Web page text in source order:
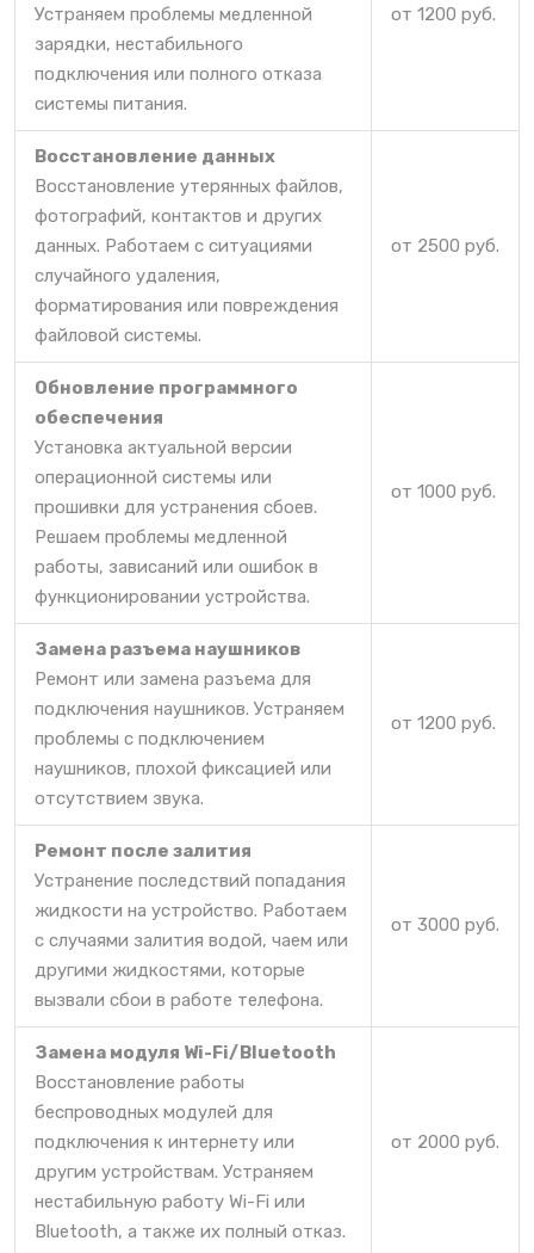
Устраняем проблемы медленной
зарядки, нестабильного
подключения или полного отказа
системы питания.
от 1200 руб.
Восстановление данных
Восстановление утерянных файлов,
фотографий, контактов и других
данных. Работаем с ситуациями
случайного удаления,
форматирования или повреждения
файловой системы.
от 2500 руб.
Обновление программного
обеспечения
Установка актуальной версии
операционной системы или
прошивки для устранения сбоев.
Решаем проблемы медленной
работы, зависаний или ошибок в
функционировании устройства.
от 1000 руб.
Замена разъема наушников
Ремонт или замена разъема для
подключения наушников. Устраняем
проблемы с подключением
наушников, плохой фиксацией или
отсутствием звука.
от 1200 руб.
Ремонт после залития
Устранение последствий попадания
жидкости на устройство. Работаем
с случаями залития водой, чаем или
другими жидкостями, которые
вызвали сбои в работе телефона.
от 3000 руб.
Замена модуля Wi-Fi/Bluetooth
Восстановление работы
беспроводных модулей для
подключения к интернету или
другим устройствам. Устраняем
нестабильную работу Wi-Fi или
Bluetooth, а также их полный отказ.
от 2000 руб.